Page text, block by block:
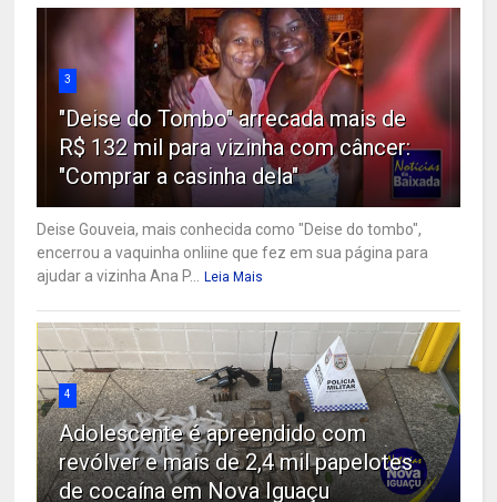
3
"Deise do Tombo" arrecada mais de
R$ 132 mil para vizinha com câncer:
"Comprar a casinha dela"
Deise Gouveia, mais conhecida como "Deise do tombo",
encerrou a vaquinha onliine que fez em sua página para
ajudar a vizinha Ana P...
Leia Mais
4
Adolescente é apreendido com
revólver e mais de 2,4 mil papelotes
de cocaína em Nova Iguaçu